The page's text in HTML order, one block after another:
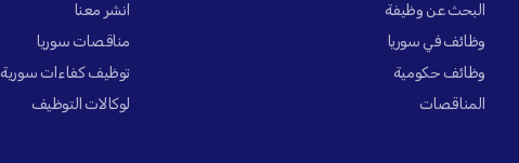
البحث عن وظيفة
وظائف في سوريا
وظائف حكومية
المناقصات
انشر معنا
مناقصات سوريا
توظيف كفاءات سورية
لوكالات التوظيف